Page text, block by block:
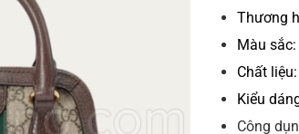
Thương
Màu sắc:
Chất
Kiểu
Công